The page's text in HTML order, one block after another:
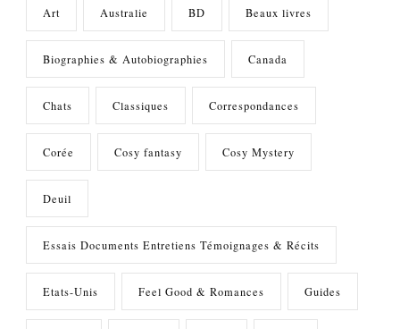
Art Australie BD Beaux livres
Biographies & Autobiographies Canada
Chats Classiques Correspondances
Corée Cosy fantasy Cosy Mystery
Deuil
Essais Documents Entretiens Témoignages & Récits
Etats-Unis Feel Good & Romances Guides